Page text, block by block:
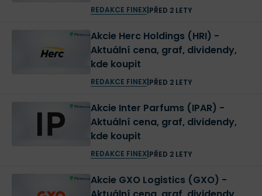
REDAKCE FINEX| PŘED 2 LETY
Akcie Herc Holdings (HRI) -
Aktuální cena, graf, dividendy,
kde koupit
REDAKCE FINEX| PŘED 2 LETY
Akcie Inter Parfums (IPAR) -
Aktuální cena, graf, dividendy,
kde koupit
REDAKCE FINEX| PŘED 2 LETY
Akcie GXO Logistics (GXO) -